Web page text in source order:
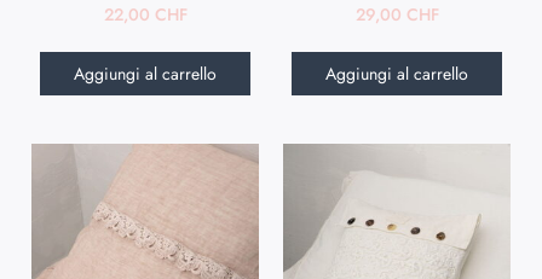
22,00 CHF
Aggiungi al carrello
29,00 CHF
Aggiungi al carrello